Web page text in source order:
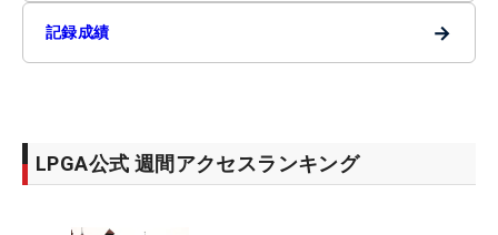
記録成績 →
LPGA公式 週間アクセスランキング